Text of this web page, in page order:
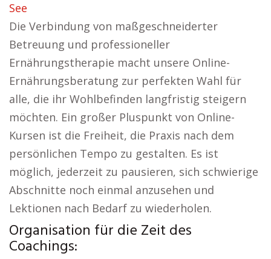
See
Die Verbindung von maßgeschneiderter
Betreuung und professioneller
Ernährungstherapie macht unsere Online-
Ernährungsberatung zur perfekten Wahl für
alle, die ihr Wohlbefinden langfristig steigern
möchten. Ein großer Pluspunkt von Online-
Kursen ist die Freiheit, die Praxis nach dem
persönlichen Tempo zu gestalten. Es ist
möglich, jederzeit zu pausieren, sich schwierige
Abschnitte noch einmal anzusehen und
Lektionen nach Bedarf zu wiederholen.
Organisation für die Zeit des
Coachings: